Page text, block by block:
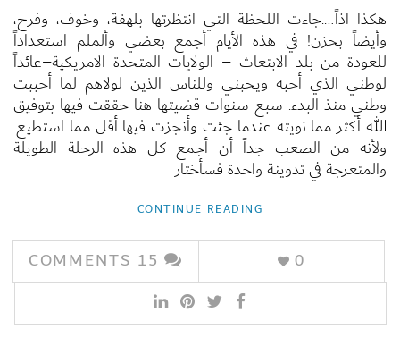
هكذا اذاً….جاءت اللحظة التي انتظرتها بلهفة، وخوف، وفرح،
وأيضاً بحزن! في هذه الأيام أجمع بعضي وألملم استعداداً
للعودة من بلد الابتعاث – الولايات المتحدة الامريكية–عائداً
لوطني الذي أحبه ويحبني وللناس الذين لولاهم لما أحببت
وطني منذ البدء. سبع سنوات قضيتها هنا حققت فيها بتوفيق
الله أكثر مما نويته عندما جئت وأنجزت فيها أقل مما استطيع.
ولأنه من الصعب جداً أن أجمع كل هذه الرحلة الطويلة
والمتعرجة في تدوينة واحدة فسأختار
CONTINUE READING
15
COMMENTS 0